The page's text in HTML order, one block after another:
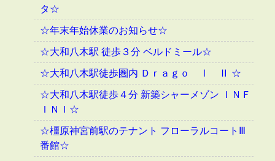
タ☆
☆年末年始休業のお知らせ☆
☆大和八木駅 徒歩３分 ベルドミール☆
☆大和八木駅徒歩圏内 Ｄｒａｇｏ Ⅰ Ⅱ ☆
☆大和八木駅徒歩４分 新築シャーメゾン ＩＮＦ
ＩＮＩ☆
☆橿原神宮前駅のテナント フローラルコートⅢ
番館☆